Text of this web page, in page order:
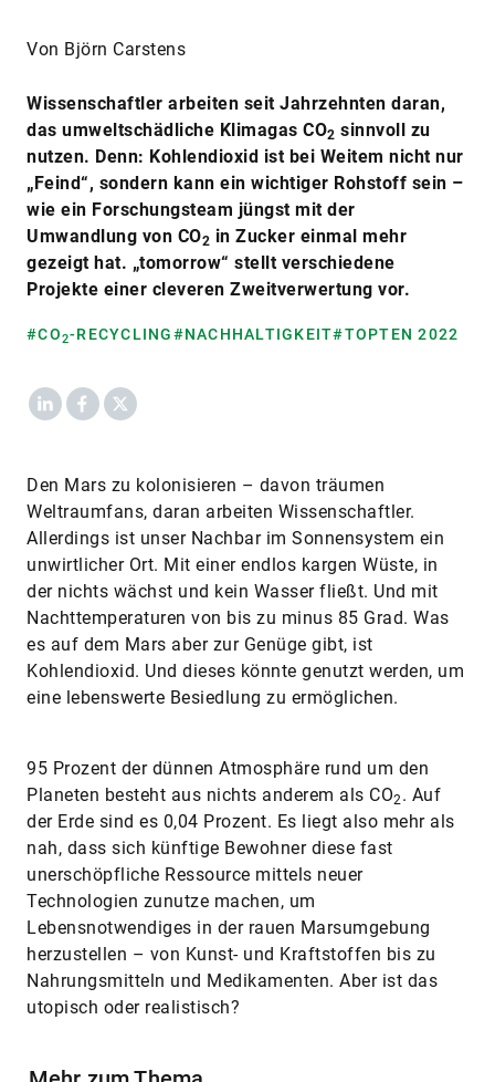
Von Björn Carstens
Wissenschaftler arbeiten seit Jahrzehnten daran,
das umweltschädliche Klimagas CO2 sinnvoll zu
nutzen. Denn: Kohlendioxid ist bei Weitem nicht nur
„Feind“, sondern kann ein wichtiger Rohstoff sein –
wie ein Forschungsteam jüngst mit der
Umwandlung von CO2 in Zucker einmal mehr
gezeigt hat. „tomorrow“ stellt verschiedene
Projekte einer cleveren Zweitverwertung vor.
#CO2-RECYCLING#NACHHALTIGKEIT#TOPTEN 2022
LinkedInFacebook
X
Den Mars zu kolonisieren – davon träumen
Weltraumfans, daran arbeiten Wissenschaftler.
Allerdings ist unser Nachbar im Sonnensystem ein
unwirtlicher Ort. Mit einer endlos kargen Wüste, in
der nichts wächst und kein Wasser fließt. Und mit
Nachttemperaturen von bis zu minus 85 Grad. Was
es auf dem Mars aber zur Genüge gibt, ist
Kohlendioxid. Und dieses könnte genutzt werden, um
eine lebenswerte Besiedlung zu ermöglichen.
95 Prozent der dünnen Atmosphäre rund um den
Planeten besteht aus nichts anderem als CO2. Auf
der Erde sind es 0,04 Prozent. Es liegt also mehr als
nah, dass sich künftige Bewohner diese fast
unerschöpfliche Ressource mittels neuer
Technologien zunutze machen, um
Lebensnotwendiges in der rauen Marsumgebung
herzustellen – von Kunst- und Kraftstoffen bis zu
Nahrungsmitteln und Medikamenten. Aber ist das
utopisch oder realistisch?